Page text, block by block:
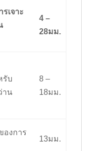
เจาะ
4 –
28มม.
รับ
าน
8 –
18มม.
องการ
13มม.